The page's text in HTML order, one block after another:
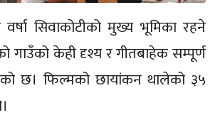
वर्षा सिवाकोटीको मुख्य भूमिका रहने
गाउँको केही दृश्य र गीतबाहेक सम्पूर्ण
छ। फिल्मको छायांकन थालेको ३५